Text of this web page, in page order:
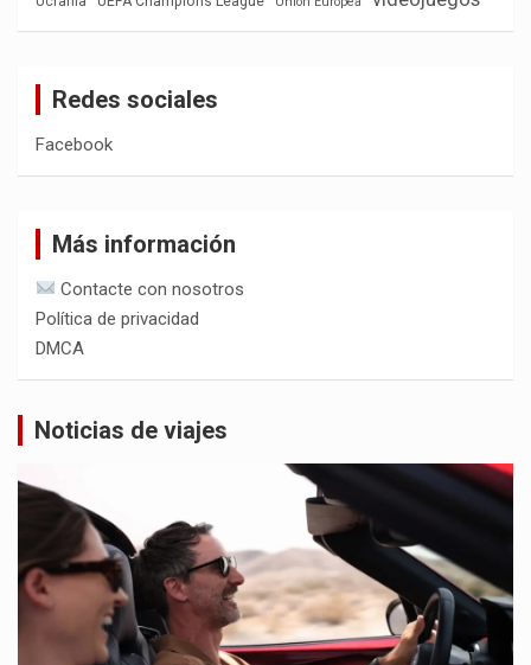
Redes sociales
Facebook
Más información
Contacte con nosotros
Política de privacidad
DMCA
Noticias de viajes